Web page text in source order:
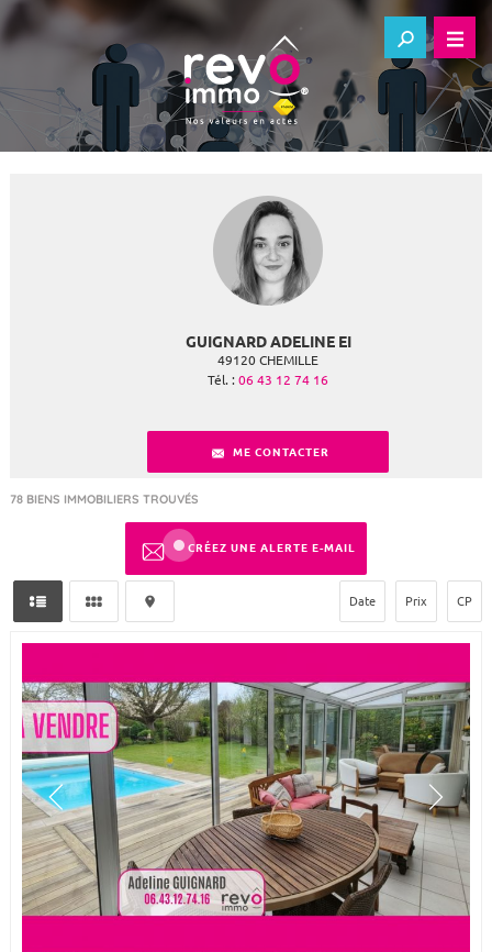
GUIGNARD ADELINE EI
49120 CHEMILLE
Tél. : 06 43 12 74 16
ME CONTACTER
78 BIENS IMMOBILIERS TROUVÉS
CRÉEZ UNE ALERTE E-MAIL
Date Prix CP